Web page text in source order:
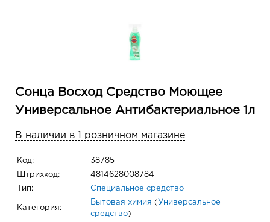
Сонца Восход Средство Моющее
Универсальное Антибактериальное 1л
В наличии в 1 розничном магазине
Код: 38785
Штрихкод: 4814628008784
Тип: Специальное средство
Категория:
Бытовая химия ( Универсальное
средство)